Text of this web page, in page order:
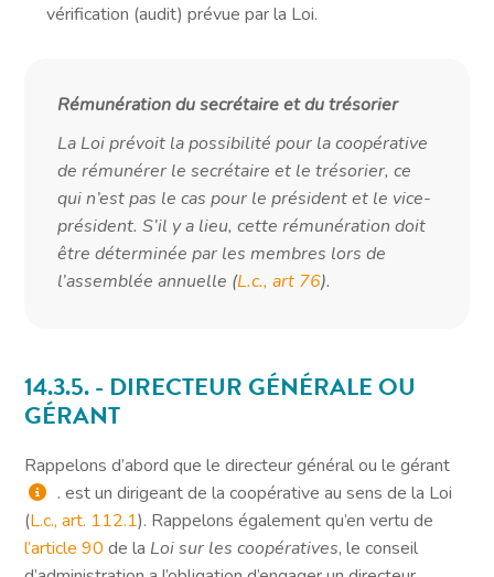
vérification (audit) prévue par la Loi.
Rémunération du secrétaire et du trésorier
La Loi prévoit la possibilité pour la coopérative
de rémunérer le secrétaire et le trésorier, ce
qui n’est pas le cas pour le président et le vice-
président. S’il y a lieu, cette rémunération doit
être déterminée par les membres lors de
l’assemblée annuelle (L.c., art 76).
14.3.5. - DIRECTEUR GÉNÉRALE OU
GÉRANT
Rappelons d’abord que le directeur général ou le gérant
. est un dirigeant de la coopérative au sens de la Loi
(L.c., art. 112.1). Rappelons également qu’en vertu de
l’article 90 de la Loi sur les coopératives, le conseil